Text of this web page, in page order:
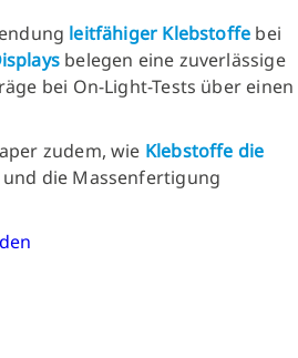
leitfähiger Klebstoffe bei
belegen eine zuverlässige
bei On-Light-Tests über einen
zudem, wie Klebstoffe die
die Massenfertigung